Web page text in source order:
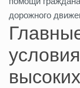
дорожного